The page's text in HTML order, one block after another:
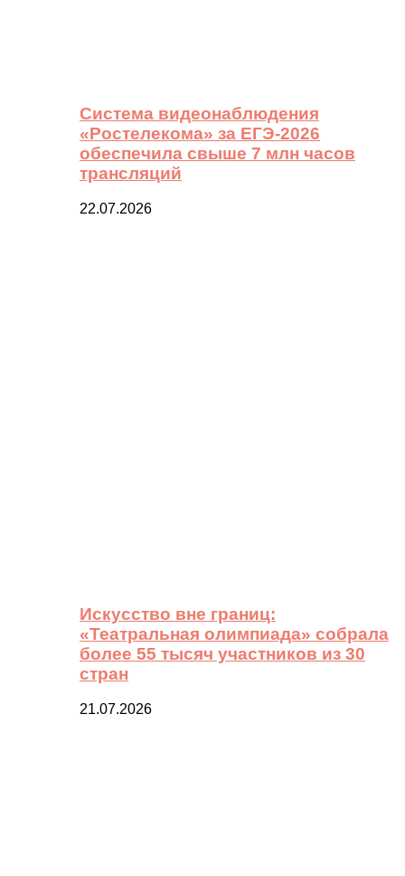
Система видеонаблюдения
«Ростелекома» за ЕГЭ-2026
обеспечила свыше 7 млн часов
трансляций
22.07.2026
Искусство вне границ:
«Театральная олимпиада» собрала
более 55 тысяч участников из 30
стран
21.07.2026